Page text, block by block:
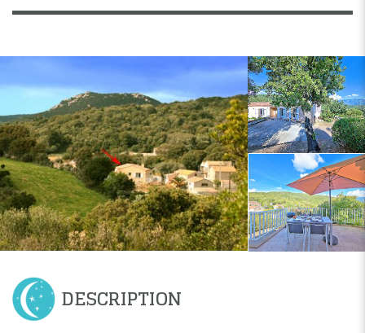
DESCRIPTION